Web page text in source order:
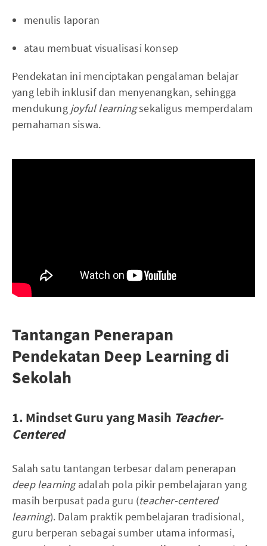
menulis laporan
atau membuat visualisasi konsep
Pendekatan ini menciptakan pengalaman belajar
yang lebih inklusif dan menyenangkan, sehingga
mendukung joyful learningsekaligus memperdalam
pemahaman siswa.
Tantangan Penerapan
Pendekatan Deep Learning di
Sekolah
1. Mindset Guru yang Masih Teacher-
Centered
Salah satu tantangan terbesar dalam penerapan
deep learningadalah pola pikir pembelajaran yang
masih berpusat pada guru (teacher-centered
learning). Dalam praktik pembelajaran tradisional,
guru berperan sebagai sumber utama informasi,